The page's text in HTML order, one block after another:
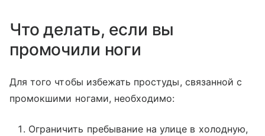
Что делать, если вы
промочили ноги
Для того чтобы избежать простуды, связанной с
промокшими ногами, необходимо:
Ограничить пребывание на улице в холодную,